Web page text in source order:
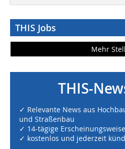
THIS Jobs
Mehr
THIS-
✓ Relevante News aus
und Straßenbau
✓ 14-tägige Erscheinungsweise
✓ kostenlos und jederzeit